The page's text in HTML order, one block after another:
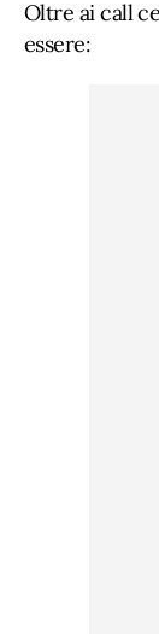
Oltre ai call
essere: